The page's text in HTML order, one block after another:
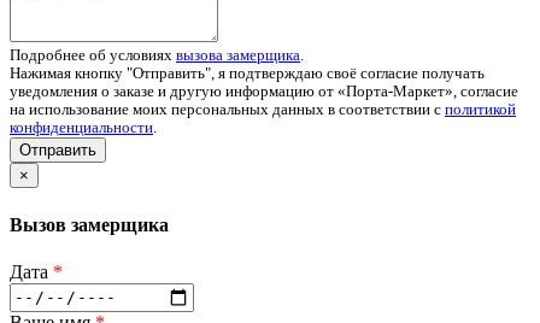
Подробнее об условиях вызова замерщика.
Нажимая кнопку "Отправить", я подтверждаю своё согласие получать
уведомления о заказе и другую информацию от «Порта-Маркет», согласие
на использование моих персональных данных в соответствии с политикой
конфиденциальности.
Отправить
×
Вызов замерщика
Дата *